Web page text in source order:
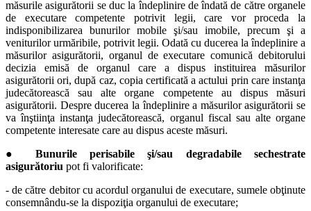
măsurile asigurătorii se duc la îndeplinire de îndată de către organele
de executare competente potrivit legii, care vor proceda la
indisponibilizarea bunurilor mobile şi/sau imobile, precum şi a
veniturilor urmăribile, potrivit legii. Odată cu ducerea la îndeplinire a
măsurilor asigurătorii, organul de executare comunică debitorului
decizia emisă de organul care a dispus instituirea măsurilor
asigurătorii ori, după caz, copia certificată a actului prin care instanţa
judecătorească sau alte organe competente au dispus măsuri
asigurătorii. Despre ducerea la îndeplinire a măsurilor asigurătorii se
va înştiinţa instanţa judecătorească, organul fiscal sau alte organe
competente interesate care au dispus aceste măsuri.
● Bunurile perisabile şi/sau degradabile sechestrate
asigurătoriu pot fi valorificate:
- de către debitor cu acordul organului de executare, sumele obţinute
consemnându-se la dispoziţia organului de executare;